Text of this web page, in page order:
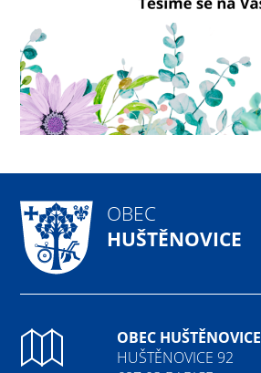
OBEC
HUŠTĚNOVICE
OBEC HUŠTĚNOVICE
HUŠTĚNOVICE 92